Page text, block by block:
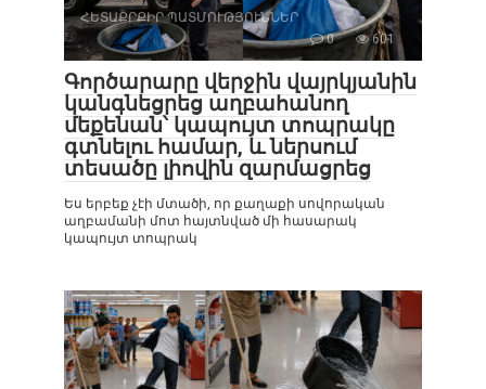
ՀԵՏԱՔՐՔԻՐ ՊԱՏՄՈՒԹՅՈՒՆՆԵՐ
0
601
Գործարարը վերջին վայրկյանին
կանգնեցրեց աղբահանող
մեքենան՝ կապույտ տոպրակը
գտնելու համար, և ներսում
տեսածը լիովին զարմացրեց
Ես երբեք չէի մտածի, որ քաղաքի սովորական
աղբամանի մոտ հայտնված մի հասարակ
կապույտ տոպրակ